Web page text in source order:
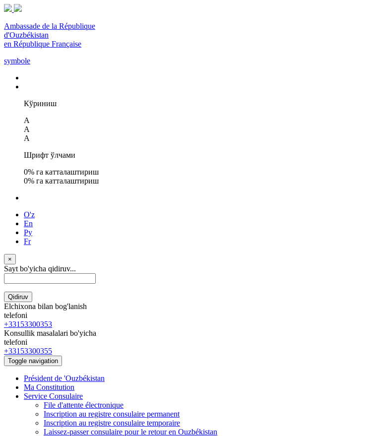
Ambassade de la République
d'Ouzbékistan
en République Française
symbole
Кўриниш
A
A
A
Шрифт ўлчами
0% га катталаштириш
0% га катталаштириш
O'z
En
Ру
Fr
×
Sayt bo'yicha qidiruv...
Qidiruv
Elchixona bilan bog'lanish
telefoni
+33153300353
Konsullik masalalari bo'yicha
telefoni
+33153300355
Toggle navigation
Président de 'Ouzbékistan
Ma Constitution
Service Consulaire
File d'attente électronique
Inscription au registre consulaire permanent
Inscription au registre consulaire temporaire
Laissez-passer consulaire pour le retour en Ouzbékistan